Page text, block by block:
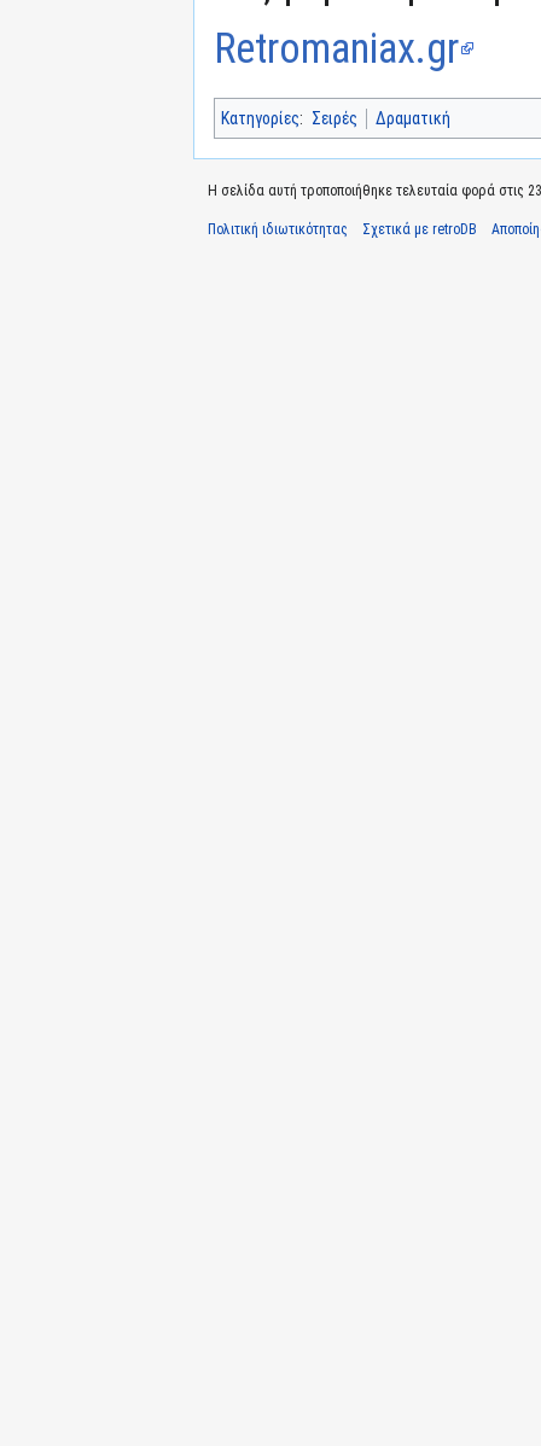
Retromaniax.gr
Κατηγορίες: Σειρές Δραματική
Η σελίδα αυτή τροποποιήθηκε τελευταία φορά στις
Πολιτική ιδιωτικότητας Σχετικά με retroDB